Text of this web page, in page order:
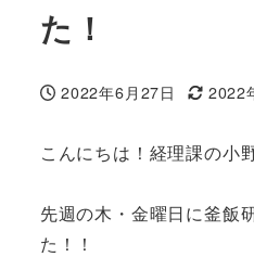
た！
投稿日
2022年6月27日
更新日
2022
こんにちは！経理課の小
先週の木・金曜日に釜飯
た！！